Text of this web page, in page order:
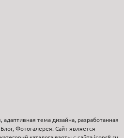
тема дизайна, разработанная
Фотогалерея. Сайт является